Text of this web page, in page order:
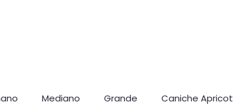
Mediano Grande Caniche Apricot